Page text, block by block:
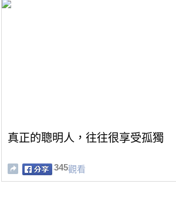
真正的聰明人，往往很享受孤獨
345觀看